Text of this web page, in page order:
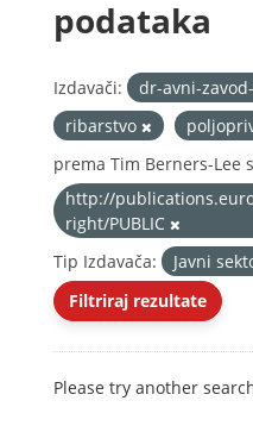
podataka
Izdavači: dr-avni-
ribarstvo
prema Tim Berners-Lee
http://
right/PUBLIC
Tip Izdavača:
Javni
Filtriraj rezultate
Please try another